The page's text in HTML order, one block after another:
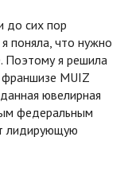
до сих пор
поняла, что нужно
Поэтому я решила
MUIZ
ювелирная
федеральным
лидирующую